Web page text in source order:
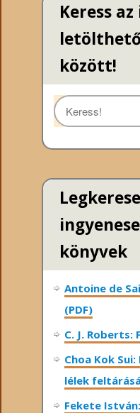
Keress
között!
könyvek
Antoine de
(PDF)
C. J.
Choa Kok
lélek
Fekete